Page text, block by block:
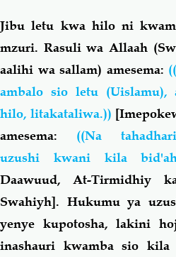
Jibu letu kwa hilo ni
mzuri. Rasuli wa Allaah
aalihi wa sallam) amesema:
ambalo sio letu (Uislamu),
hilo, litakataliwa.))
amesema: ((Na
uzushi kwani kila
Daawuud, At-Tirmidhiy
Swahiyh]. Hukumu ya
yenye kupotosha, lakini
inashauri kwamba sio kila